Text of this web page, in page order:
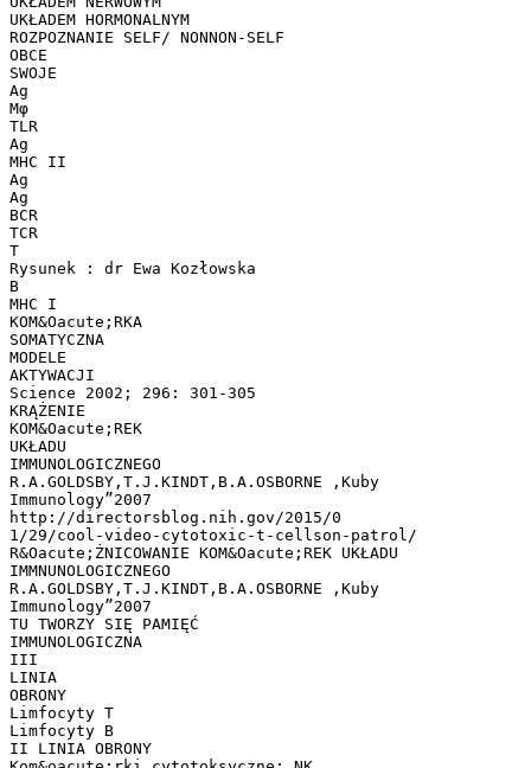
UKŁADEM HORMONALNYM
ROZPOZNANIE SELF/ NONNON-SELF
OBCE
SWOJE
Ag
Mφ
TLR
Ag
MHC II
Ag
Ag
BCR
TCR
T
Rysunek : dr Ewa Kozłowska
B
MHC I
KOM&Oacute;RKA
SOMATYCZNA
MODELE
AKTYWACJI
Science 2002; 296: 301-305
KRĄŻENIE
KOM&Oacute;REK
UKŁADU
IMMUNOLOGICZNEGO
R.A.GOLDSBY,T.J.KINDT,B.A.OSBORNE ,Kuby
Immunology”2007
http://directorsblog.nih.gov/2015/0
1/29/cool-video-cytotoxic-t-cellson-patrol/
R&Oacute;ŻNICOWANIE KOM&Oacute;REK UKŁADU
IMMNUNOLOGICZNEGO
R.A.GOLDSBY,T.J.KINDT,B.A.OSBORNE ,Kuby
Immunology”2007
TU TWORZY SIĘ PAMIĘĆ
IMMUNOLOGICZNA
III
LINIA
OBRONY
Limfocyty T
Limfocyty B
II LINIA OBRONY